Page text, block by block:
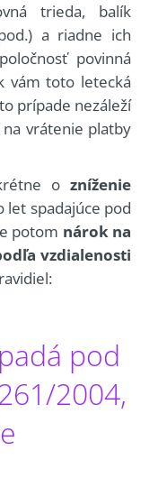
trieda, balík
a riadne ich
povinná
vám toto letecká
prípade nezáleží
vrátenie platby
o zníženie
let spadajúce pod
potom nárok na
vzdialenosti
pod
2004,